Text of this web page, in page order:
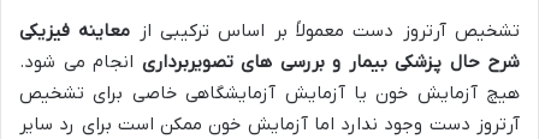
تشخیص آرتروز دست معمولاً بر اساس ترکیبی از معاینه فیزیکی
شرح حال پزشکی بیمار و بررسی های تصویربرداری انجام می شود.
هیچ آزمایش خون یا آزمایش آزمایشگاهی خاصی برای تشخیص
آرتروز دست وجود ندارد اما آزمایش خون ممکن است برای رد سایر